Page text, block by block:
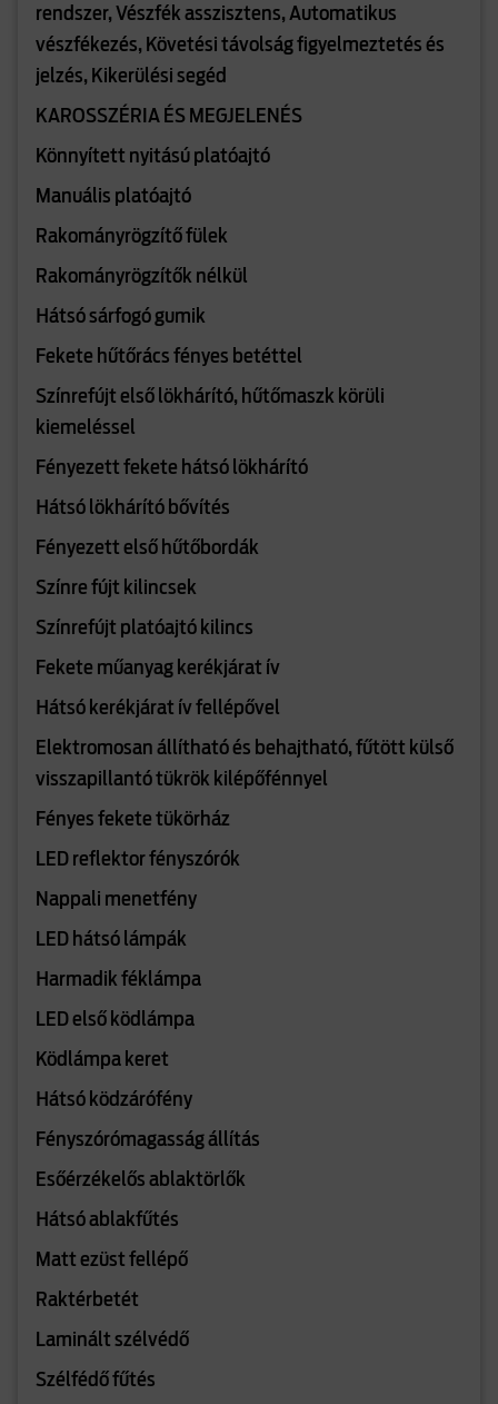
rendszer, Vészfék asszisztens, Automatikus
vészfékezés, Követési távolság figyelmeztetés és
jelzés, Kikerülési segéd
KAROSSZÉRIA ÉS MEGJELENÉS
Könnyített nyitású platóajtó
Manuális platóajtó
Rakományrögzítő fülek
Rakományrögzítők nélkül
Hátsó sárfogó gumik
Fekete hűtőrács fényes betéttel
Színrefújt első lökhárító, hűtőmaszk körüli
kiemeléssel
Fényezett fekete hátsó lökhárító
Hátsó lökhárító bővítés
Fényezett első hűtőbordák
Színre fújt kilincsek
Színrefújt platóajtó kilincs
Fekete műanyag kerékjárat ív
Hátsó kerékjárat ív fellépővel
Elektromosan állítható és behajtható, fűtött külső
visszapillantó tükrök kilépőfénnyel
Fényes fekete tükörház
LED reflektor fényszórók
Nappali menetfény
LED hátsó lámpák
Harmadik féklámpa
LED első ködlámpa
Ködlámpa keret
Hátsó ködzárófény
Fényszórómagasság állítás
Esőérzékelős ablaktörlők
Hátsó ablakfűtés
Matt ezüst fellépő
Raktérbetét
Laminált szélvédő
Szélfédő fűtés